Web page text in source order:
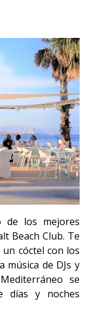
los mejores
Beach Club. Te
cóctel con los
música de DJs y
se
días y noches